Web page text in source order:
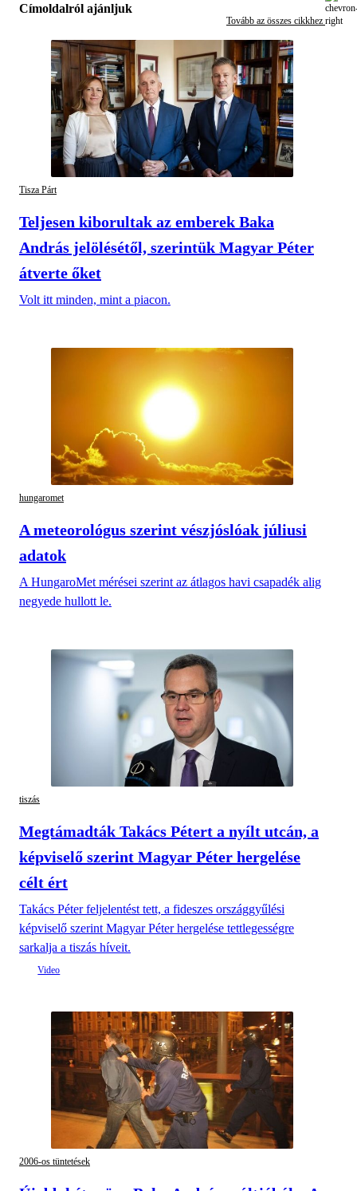
Címoldalról ajánljuk
Tovább az összes cikkhez
Tisza Párt
Teljesen kiborultak az emberek Baka
András jelölésétől, szerintük Magyar Péter
átverte őket
Volt itt minden, mint a piacon.
hungaromet
A meteorológus szerint vészjóslóak júliusi
adatok
A HungaroMet mérései szerint az átlagos havi csapadék alig
negyede hullott le.
tiszás
Megtámadták Takács Pétert a nyílt utcán, a
képviselő szerint Magyar Péter hergelése
célt ért
Takács Péter feljelentést tett, a fideszes országgyűlési
képviselő szerint Magyar Péter hergelése tettlegességre
sarkalja a tiszás híveit.
2006-os tüntetések